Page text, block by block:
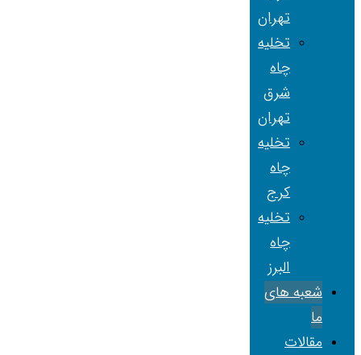
تهران
تخلیه
چاه
شرق
تهران
تخلیه
چاه
کرج
تخلیه
چاه
البرز
شعبه های
ما
مقالات